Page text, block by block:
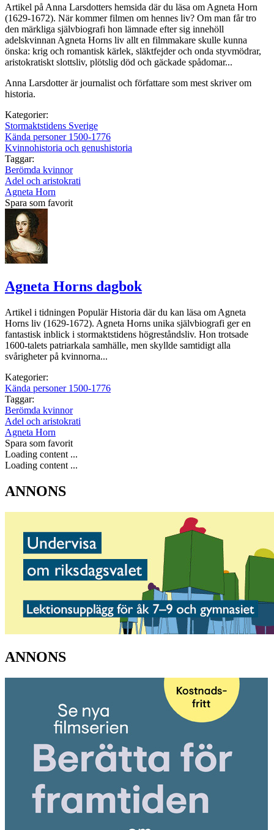
Artikel på Anna Larsdotters hemsida där du läsa om Agneta Horn
(1629-1672). När kommer filmen om hennes liv? Om man får tro
den märkliga självbiografi hon lämnade efter sig innehöll
adelskvinnan Agneta Horns liv allt en filmmakare skulle kunna
önska: krig och romantisk kärlek, släktfejder och onda styvmödrar,
aristokratiskt slottsliv, plötslig död och gäckade spådomar...
Anna Larsdotter är journalist och författare som mest skriver om
historia.
Kategorier:
Stormaktstidens Sverige
Kända personer 1500-1776
Kvinnohistoria och genushistoria
Taggar:
Berömda kvinnor
Adel och aristokrati
Agneta Horn
Spara som favorit
Agneta Horns dagbok
Artikel i tidningen Populär Historia där du kan läsa om Agneta
Horns liv (1629-1672). Agneta Horns unika självbiografi ger en
fantastisk inblick i stormaktstidens högreståndsliv. Hon trotsade
1600-talets patriarkala samhälle, men skyllde samtidigt alla
svårigheter på kvinnorna...
Kategorier:
Kända personer 1500-1776
Taggar:
Berömda kvinnor
Adel och aristokrati
Agneta Horn
Spara som favorit
Loading content ...
Loading content ...
ANNONS
ANNONS